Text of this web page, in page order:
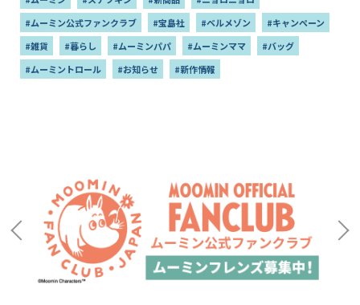
#ムーミン公式ファンクラブ
#宝島社 #ベルメゾン
#キャンペーン
#雑貨
#暮らし #ムーミンパパ #ムーミンママ
#バッグ
#ムーミントロール
#お知らせ #新作情報